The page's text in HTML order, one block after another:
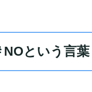
NOという言葉